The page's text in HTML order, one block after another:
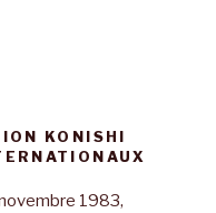
KONISHI
1983,